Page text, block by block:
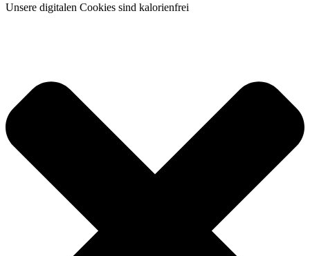
Unsere digitalen Cookies sind kalorienfrei